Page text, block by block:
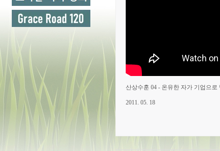
산상수훈 04 - 온유한 자가 기업으로
2011. 05. 18